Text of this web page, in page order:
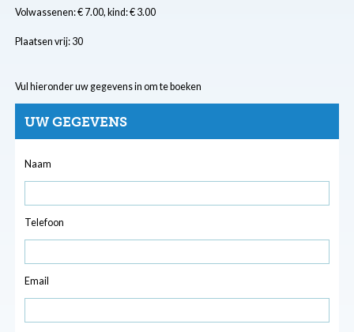
Volwassenen: € 7.00, kind: € 3.00
Plaatsen vrij: 30
Vul hieronder uw gegevens in om te boeken
UW GEGEVENS
Naam
Telefoon
Email